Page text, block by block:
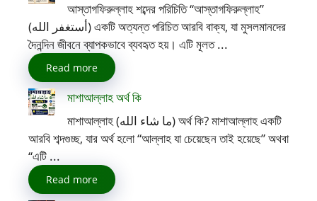
আস্তাগফিরুল্লাহ শব্দের পরিচিতি “আস্তাগফিরুল্লাহ”
(أستغفر الله) একটি অত্যন্ত পরিচিত আরবি বাক্য, যা মুসলমানদের
দৈনন্দিন জীবনে ব্যাপকভাবে ব্যবহৃত হয়। এটি মূলত ...
Read more
মাশাআল্লাহ অর্থ কি
মাশাআল্লাহ (ما شاء الله) অর্থ কি? মাশাআল্লাহ একটি
আরবি শব্দগুচ্ছ, যার অর্থ হলো “আল্লাহ যা চেয়েছেন তাই হয়েছে” অথবা
“এটি ...
Read more